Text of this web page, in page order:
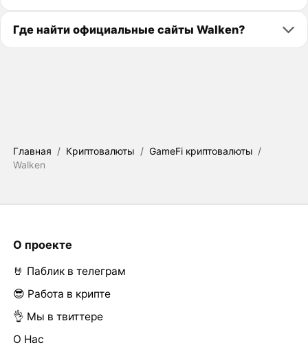
Где найти официальные сайты Walken?
Главная / Криптовалюты / GameFi криптовалюты /
Walken
О проекте
🤘 Паблик в телеграм
😎 Работа в крипте
👌 Мы в твиттере
О Нас